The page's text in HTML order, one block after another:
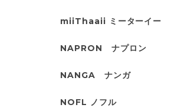
miiThaaii ミーターイー
NAPRON ナプロン
NANGA ナンガ
NOFL ノフル